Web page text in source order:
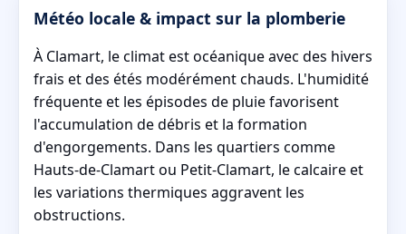
Météo locale & impact sur la plomberie
À Clamart, le climat est océanique avec des hivers
frais et des étés modérément chauds. L'humidité
fréquente et les épisodes de pluie favorisent
l'accumulation de débris et la formation
d'engorgements. Dans les quartiers comme
Hauts-de-Clamart ou Petit-Clamart, le calcaire et
les variations thermiques aggravent les
obstructions.